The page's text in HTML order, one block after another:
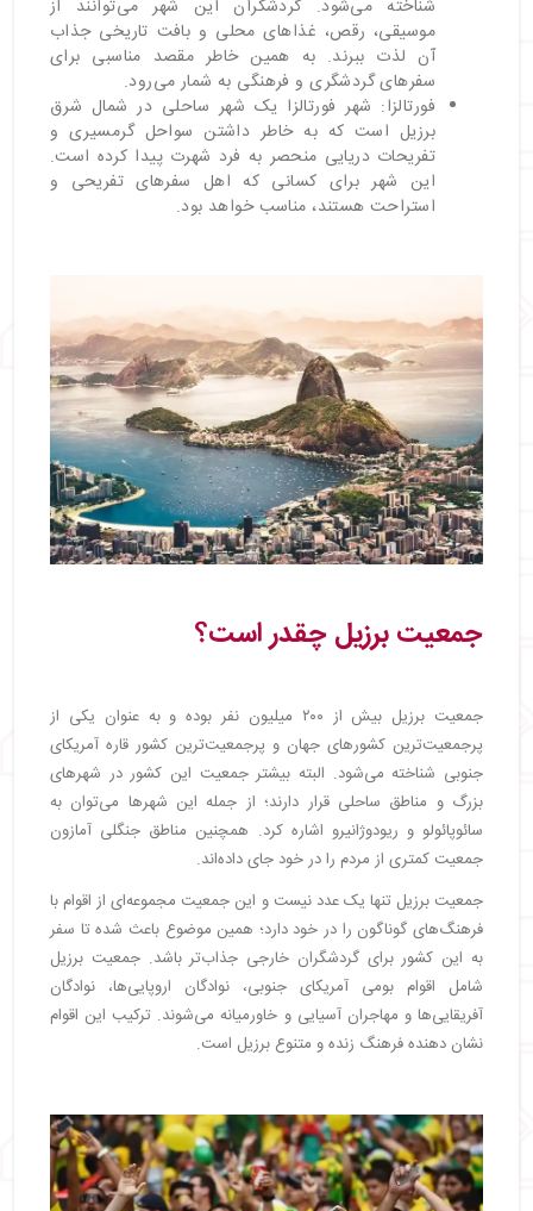
شناخته می‌‌شود. گردشگران این شهر می‌توانند از
موسیقی، رقص، غذاهای محلی و بافت تاریخی جذاب
آن لذت ببرند. به همین خاطر مقصد مناسبی برای
سفرهای گردشگری و فرهنگی به شمار می‌رود.
فورتالزا: شهر فورتالزا یک شهر ساحلی در شمال شرق
برزیل است که به خاطر داشتن سواحل گرمسیری و
تفریحات دریایی منحصر به فرد شهرت پیدا کرده است.
این شهر برای کسانی که اهل سفرهای تفریحی و
استراحت هستند، مناسب خواهد بود.
جمعیت برزیل چقدر است؟
جمعیت برزیل بیش از ۲۰۰ میلیون نفر بوده و به عنوان یکی از
پرجمعیت‌ترین کشورهای جهان و پرجمعیت‌ترین کشور قاره آمریکای
جنوبی شناخته می‌شود. البته بیشتر جمعیت این کشور در شهرهای
بزرگ و مناطق ساحلی قرار دارند؛ از جمله این شهرها می‌توان به
سائوپائولو و ریودوژانیرو اشاره کرد. همچنین مناطق جنگلی آمازون
جمعیت کمتری از مردم را در خود جای داده‌اند.
جمعیت برزیل تنها یک عدد نیست و این جمعیت مجموعه‌ای از اقوام با
فرهنگ‌های گوناگون را در خود دارد؛ همین موضوع باعث شده تا سفر
به این کشور برای گردشگران خارجی جذاب‌تر باشد. جمعیت برزیل
شامل اقوام بومی آمریکای جنوبی، نوادگان اروپایی‎‌ها، نوادگان
آفریقایی‌ها و مهاجران آسیایی و خاورمیانه می‌شوند. ترکیب این اقوام
نشان دهنده فرهنگ زنده و متنوع برزیل است.